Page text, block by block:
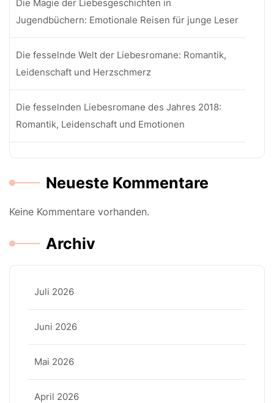
Die Magie der Liebesgeschichten in
Jugendbüchern: Emotionale Reisen für junge Leser
Die fesselnde Welt der Liebesromane: Romantik,
Leidenschaft und Herzschmerz
Die fesselnden Liebesromane des Jahres 2018:
Romantik, Leidenschaft und Emotionen
Neueste Kommentare
Keine Kommentare vorhanden.
Archiv
Juli 2026
Juni 2026
Mai 2026
April 2026